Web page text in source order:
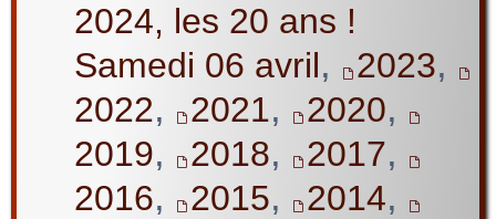
2024, les 20 ans !
Samedi 06 avril, 2023,
2022, 2021, 2020,
2019, 2018, 2017,
2016, 2015, 2014,